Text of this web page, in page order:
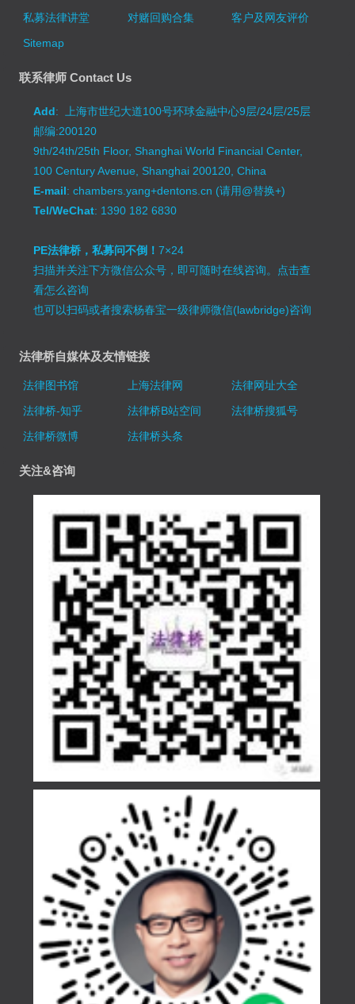
私募法律讲堂
对赌回购合集
客户及网友评价
Sitemap
联系律师 Contact Us
Add: 上海市世纪大道100号环球金融中心9层/24层/25层
邮编:200120
9th/24th/25th Floor, Shanghai World Financial Center,
100 Century Avenue, Shanghai 200120, China
E-mail: chambers.yang+dentons.cn (请用@替换+)
Tel/WeChat: 1390 182 6830
PE法律桥，私募问不倒！7×24
扫描并关注下方微信公众号，即可随时在线咨询。 点击查
看怎么咨询
也可以扫码或者搜索杨春宝一级律师微信(lawbridge)咨询
法律桥自媒体及友情链接
法律图书馆 上海法律网
法律网址大全
法律桥-知乎
法律桥B站空间
法律桥搜狐号
法律桥微博
法律桥头条
关注&咨询